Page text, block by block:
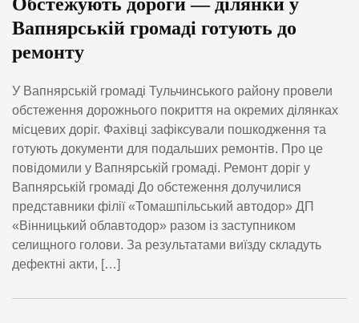
Вапнярській громаді готують до
ремонту
У Вапнярській громаді Тульчинського району провели
обстеження дорожнього покриття на окремих ділянках
місцевих доріг. Фахівці зафіксували пошкодження та
готують документи для подальших ремонтів. Про це
повідомили у Вапнярській громаді. Ремонт доріг у
Вапнярській громаді До обстеження долучилися
представники філії «Томашпільський автодор» ДП
«Вінницький облавтодор» разом із заступником
селищного голови. За результатами виїзду складуть
дефектні акти, […]